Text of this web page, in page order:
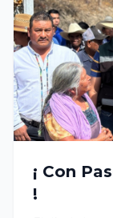
¡ Con
!